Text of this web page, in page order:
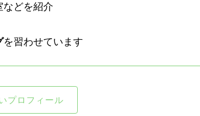
などを紹介
を習わせています
プロフィール